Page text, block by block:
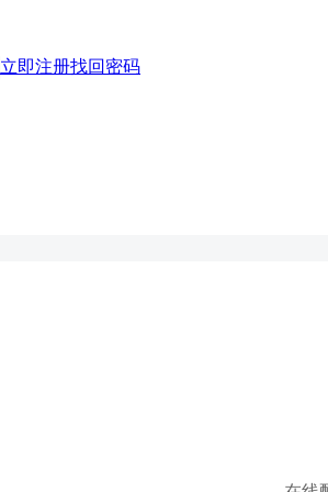
立即注册找回密码